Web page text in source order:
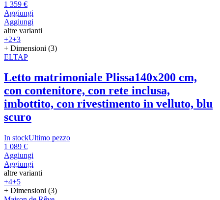
1 359 €
Aggiungi
Aggiungi
altre varianti
+2+3
+ Dimensioni (3)
ELTAP
Letto matrimoniale Plissa140x200 cm,
con contenitore, con rete inclusa,
imbottito, con rivestimento in velluto, blu
scuro
In stockUltimo pezzo
1 089 €
Aggiungi
Aggiungi
altre varianti
+4+5
+ Dimensioni (3)